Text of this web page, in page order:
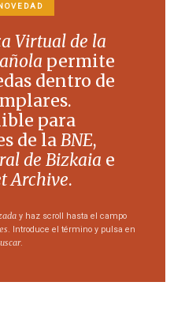
Virtual de la
permite
dentro de
para
de laBNE,
de Bizkaia e
Archive.
y haz scroll hasta el campo
. Introduce el término y pulsa en
.